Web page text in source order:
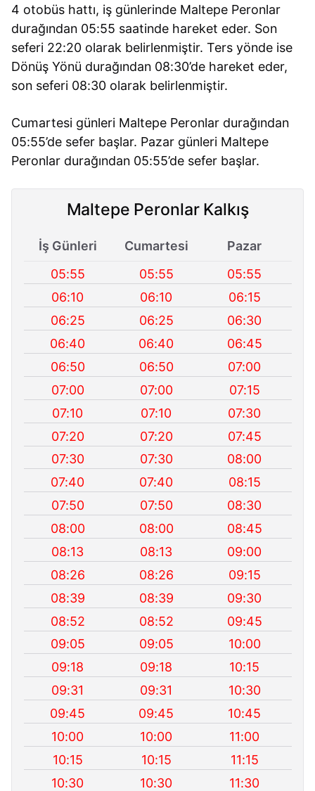
4 otobüs hattı, iş günlerinde Maltepe Peronlar
durağından 05:55 saatinde hareket eder. Son
seferi 22:20 olarak belirlenmiştir. Ters yönde ise
Dönüş Yönü durağından 08:30’de hareket eder,
son seferi 08:30 olarak belirlenmiştir.
Cumartesi günleri Maltepe Peronlar durağından
05:55’de sefer başlar. Pazar günleri Maltepe
Peronlar durağından 05:55’de sefer başlar.
Maltepe Peronlar Kalkış
İş Günleri Cumartesi
Pazar
05:55
05:55
05:55
06:10
06:10
06:15
06:25
06:25
06:30
06:40
06:40
06:45
06:50
06:50
07:00
07:00
07:00
07:15
07:10
07:10
07:30
07:20
07:20
07:45
07:30
07:30
08:00
07:40
07:40
08:15
07:50
07:50
08:30
08:00
08:00
08:45
08:13
08:13
09:00
08:26
08:26
09:15
08:39
08:39
09:30
08:52
08:52
09:45
09:05
09:05
10:00
09:18
09:18
10:15
09:31
09:31
10:30
09:45
09:45
10:45
10:00
10:00
11:00
10:15
10:15
11:15
10:30
10:30 11:30